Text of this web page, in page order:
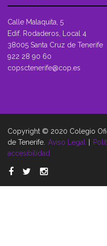
Calle Malaquita, 5
Edif. Rodaderos, Local 4
38005 Santa Cruz de Tenerife
922 28 90 60
copsctenerife@cop.es
Copyright © 2020 Colegio
de Tenerife. Aviso Legal
accesibilidad